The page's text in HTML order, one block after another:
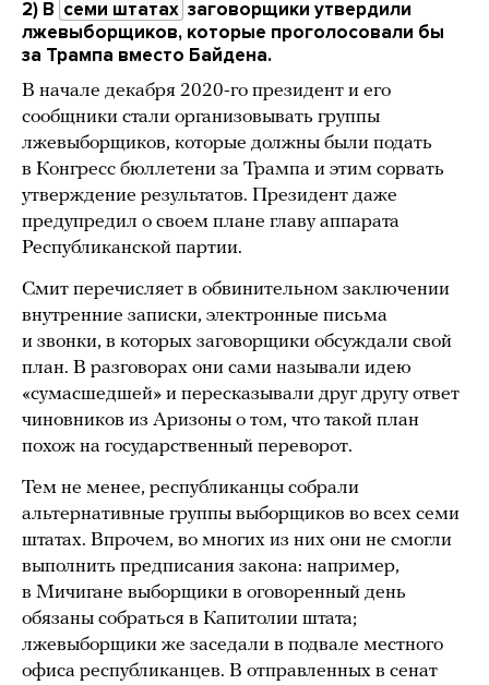
2) В семи штатах заговорщики утвердили
лжевыборщиков, которые проголосовали бы
за Трампа вместо Байдена.
В начале декабря 2020-го президент и его
сообщники стали организовывать группы
лжевыборщиков, которые должны были подать
в Конгресс бюллетени за Трампа и этим сорвать
утверждение результатов. Президент даже
предупредил о своем плане главу аппарата
Республиканской партии.
Смит перечисляет в обвинительном заключении
внутренние записки, электронные письма
и звонки, в которых заговорщики обсуждали свой
план. В разговорах они сами называли идею
«сумасшедшей» и пересказывали друг другу ответ
чиновников из Аризоны о том, что такой план
похож на государственный переворот.
Тем не менее, республиканцы собрали
альтернативные группы выборщиков во всех семи
штатах. Впрочем, во многих из них они не смогли
выполнить предписания закона: например,
в Мичигане выборщики в оговоренный день
обязаны собраться в Капитолии штата;
лжевыборщики же заседали в подвале местного
офиса республиканцев. В отправленных в сенат